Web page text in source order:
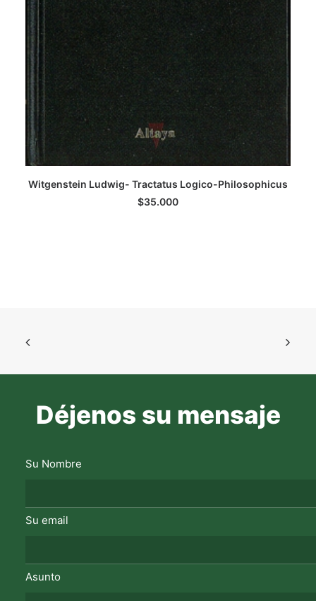
LEER MÁS
Witgenstein Ludwig- Tractatus Logico-Philosophicus
$35.000
Déjenos su mensaje
Su Nombre
Su email
Asunto